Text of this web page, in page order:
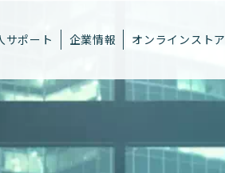
サポート 企業情報 オンラインストア